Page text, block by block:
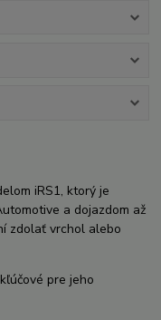
iRS1, ktorý je
a dojazdom až
zdolať vrchol alebo
pre jeho